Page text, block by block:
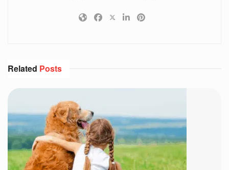
Related Posts